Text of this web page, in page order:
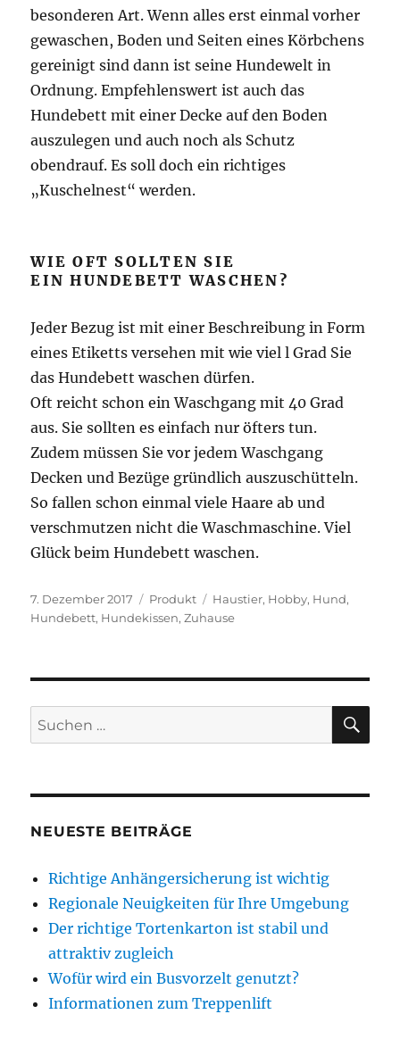
besonderen Art. Wenn alles erst einmal vorher
gewaschen, Boden und Seiten eines Körbchens
gereinigt sind dann ist seine Hundewelt in
Ordnung. Empfehlenswert ist auch das
Hundebett mit einer Decke auf den Boden
auszulegen und auch noch als Schutz
obendrauf. Es soll doch ein richtiges
„Kuschelnest“ werden.
WIE OFT SOLLTEN SIE
EIN HUNDEBETT WASCHEN?
Jeder Bezug ist mit einer Beschreibung in Form
eines Etiketts versehen mit wie viel l Grad Sie
das Hundebett waschen dürfen.
Oft reicht schon ein Waschgang mit 40 Grad
aus. Sie sollten es einfach nur öfters tun.
Zudem müssen Sie vor jedem Waschgang
Decken und Bezüge gründlich auszuschütteln.
So fallen schon einmal viele Haare ab und
verschmutzen nicht die Waschmaschine. Viel
Glück beim Hundebett waschen.
Veröffentlicht
am
7. Dezember 2017 Kategorien
Produkt Schlagwörter
Haustier, Hobby, Hund,
Hundebett, Hundekissen,Zuhause
Suchen
nach:
NEUESTE BEITRÄGE
Richtige Anhängersicherung ist wichtig
Regionale Neuigkeiten für Ihre Umgebung
Der richtige Tortenkarton ist stabil und
attraktiv zugleich
Wofür wird ein Busvorzelt genutzt?
Informationen zum Treppenlift